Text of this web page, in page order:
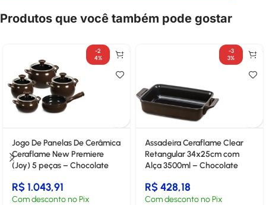
Produtos que você também pode gostar
-2
4%
Jogo De Panelas De Cerâmica
Ceraflame New Premiere
(Joy) 5 peças – Chocolate
R$1.043,91
Com desconto no Pix
-3
3%
Assadeira Ceraflame Clear
Retangular 34x25cm com
Alça 3500ml – Chocolate
R$428,18
Com desconto no Pix